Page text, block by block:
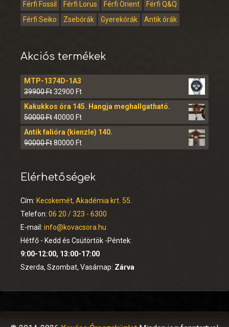
Férfi Fossil
Férfi Lorus Férfi Orient
Férfi Q&Q
Férfi Seiko
Zsebórák Gyerekórák Antik órák
Akciós termékek
MTP-1374D-1A3
39900Ft32900 Ft
Kakukkos óra 145. Hangja meghallgatható.
50000Ft40000 Ft
Antik falióra (kienzle) 140.
90000Ft80000 Ft
Elérhetőségek
Cím: Kecskemét, Akadémia krt. 55.
Telefon: 06 20 / 323 - 6300
E-mail: info@kovacsora.hu
Hétfő - Kedd és Csütörtök -Péntek:
9:00-12:00, 13:00-17:00
Szerda, Szombat, Vasárnap: Zárva